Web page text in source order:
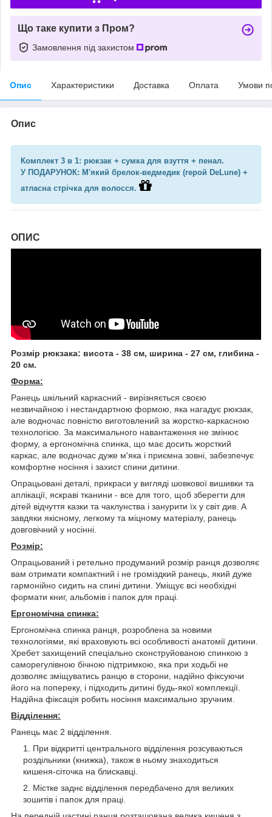
Що таке купити з Пром?
Замовлення під захистом
Опис Характеристики Доставка Оплата Умови
Опис
Комплект 3 в 1: рюкзак + сумка для взуття + пенал.
У ПОДАРУНОК: М'який брелок-ведмедик (герой DeLune) +
атласна стрічка для волосся.
ОПИС
Розмір рюкзака: висота - 38 см, ширина - 27 см, глибина -
20 см.
Форма:
Ранець шкільний каркасний - вирізняється своєю
незвичайною і нестандартною формою, яка нагадує рюкзак,
але водночас повністю виготовлений за жорстко-каркасною
технологією. За максимального навантаження не змінює
форму, а ергономічна спинка, що має досить жорсткий
каркас, але водночас дуже м'яка і приємна зовні, забезпечує
комфортне носіння і захист спини дитини.
Опрацьовані деталі, прикраси у вигляді шовкової вишивки та
аплікації, яскраві тканини - все для того, щоб зберегти для
дітей відчуття казки та чаклунства і занурити їх у світ див. А
завдяки якісному, легкому та міцному матеріалу, ранець
довговічний у носінні.
Розмір:
Опрацьований і ретельно продуманий розмір ранця дозволяє
вам отримати компактний і не громіздкий ранець, який дуже
гармонійно сидить на спині дитини. Уміщує всі необхідні
формати книг, альбомів і папок для праці.
Ергономічна спинка:
Ергономічна спинка ранця, розроблена за новими
технологіями, які враховують всі особливості анатомії дитини.
Хребет захищений спеціально сконструйованою спинкою з
саморегулівною бічною підтримкою, яка при ходьбі не
дозволяє зміщуватись ранцю в сторони, надійно фіксуючи
його на попереку, і підходить дитині будь-якої комплекції.
Надійна фіксація робить носіння максимально зручним.
Відділення:
Ранець має 2 відділення.
При відкритті центрального відділення розсуваються
роздільники (книжка), також в ньому знаходиться
кишеня-сіточка на блискавці.
Містке заднє відділення передбачено для великих
зошитів і папок для праці.